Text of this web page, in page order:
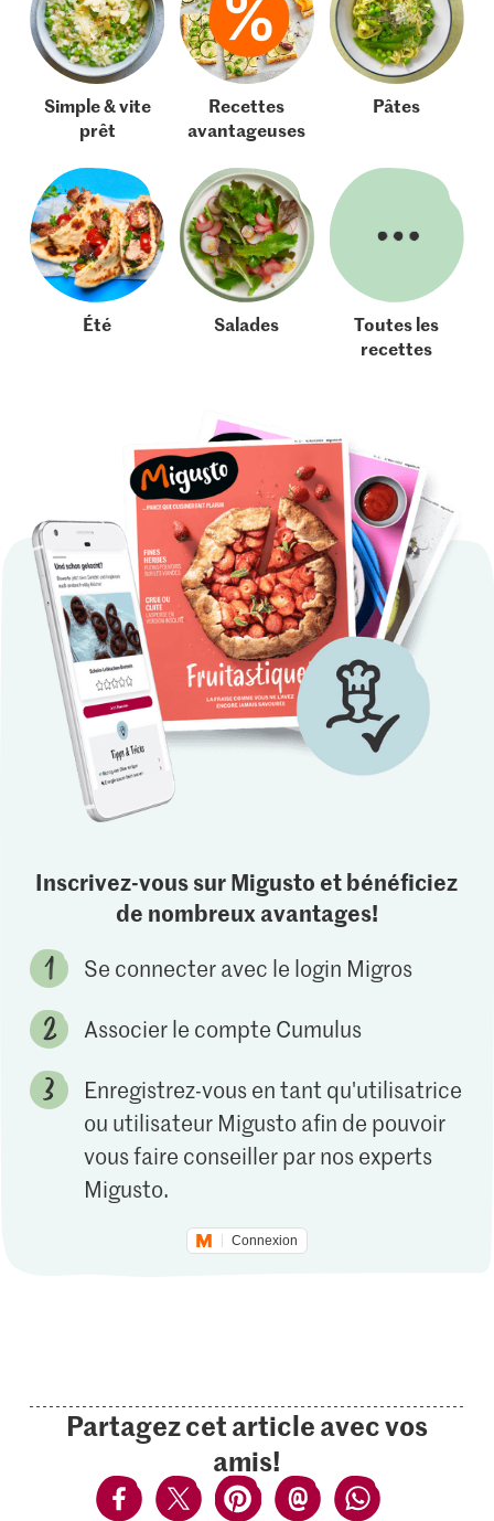
Simple & vite
prêt
Recettes
avantageuses
Pâtes
Été Salades
Toutes les
recettes
Inscrivez-vous sur Migusto et bénéficiez
de nombreux avantages!
Se connecter avec le login Migros
Associer le compte Cumulus
Enregistrez-vous en tant qu'utilisatrice
ou utilisateur Migusto afin de pouvoir
vous faire conseiller par nos experts
Migusto.
Connexion
Partagez cet article avec vos
amis!